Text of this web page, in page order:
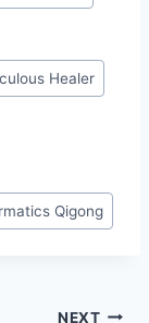
Healer
Qigong
NEXT